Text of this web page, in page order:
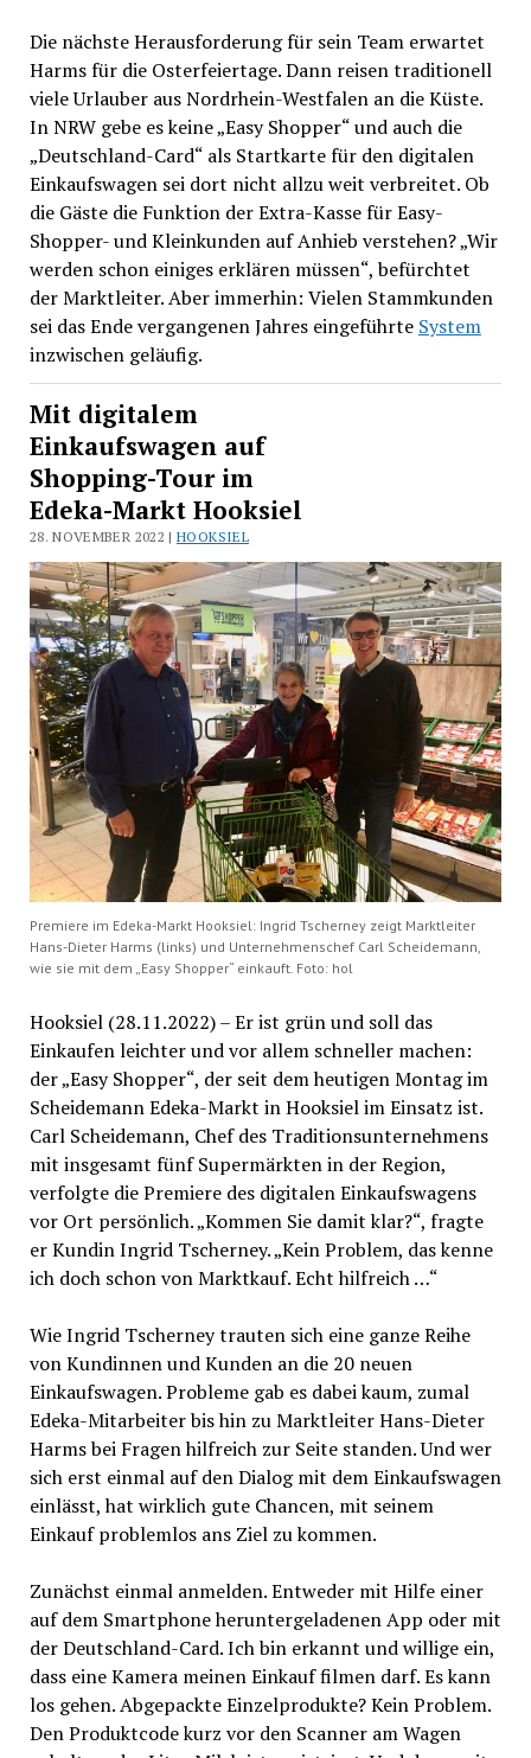
Die nächste Herausforderung für sein Team erwartet
Harms für die Osterfeiertage. Dann reisen traditionell
viele Urlauber aus Nordrhein-Westfalen an die Küste.
In NRW gebe es keine „Easy Shopper“ und auch die
„Deutschland-Card“ als Startkarte für den digitalen
Einkaufswagen sei dort nicht allzu weit verbreitet. Ob
die Gäste die Funktion der Extra-Kasse für Easy-
Shopper- und Kleinkunden auf Anhieb verstehen? „Wir
werden schon einiges erklären müssen“, befürchtet
der Marktleiter. Aber immerhin: Vielen Stammkunden
sei das Ende vergangenen Jahres eingeführte System
inzwischen geläufig.
Mit digitalem
Einkaufswagen auf
Shopping-Tour im
Edeka-Markt Hooksiel
28. NOVEMBER 2022 |HOOKSIEL
Premiere im Edeka-Markt Hooksiel: Ingrid Tscherney zeigt Marktleiter
Hans-Dieter Harms (links) und Unternehmenschef Carl Scheidemann,
wie sie mit dem „Easy Shopper“ einkauft. Foto: hol
Hooksiel (28.11.2022) – Er ist grün und soll das
Einkaufen leichter und vor allem schneller machen:
der „Easy Shopper“, der seit dem heutigen Montag im
Scheidemann Edeka-Markt in Hooksiel im Einsatz ist.
Carl Scheidemann, Chef des Traditionsunternehmens
mit insgesamt fünf Supermärkten in der Region,
verfolgte die Premiere des digitalen Einkaufswagens
vor Ort persönlich. „Kommen Sie damit klar?“, fragte
er Kundin Ingrid Tscherney. „Kein Problem, das kenne
ich doch schon von Marktkauf. Echt hilfreich …“
Wie Ingrid Tscherney trauten sich eine ganze Reihe
von Kundinnen und Kunden an die 20 neuen
Einkaufswagen. Probleme gab es dabei kaum, zumal
Edeka-Mitarbeiter bis hin zu Marktleiter Hans-Dieter
Harms bei Fragen hilfreich zur Seite standen. Und wer
sich erst einmal auf den Dialog mit dem Einkaufswagen
einlässt, hat wirklich gute Chancen, mit seinem
Einkauf problemlos ans Ziel zu kommen.
Zunächst einmal anmelden. Entweder mit Hilfe einer
auf dem Smartphone heruntergeladenen App oder mit
der Deutschland-Card. Ich bin erkannt und willige ein,
dass eine Kamera meinen Einkauf filmen darf. Es kann
los gehen. Abgepackte Einzelprodukte? Kein Problem.
Den Produktcode kurz vor den Scanner am Wagen